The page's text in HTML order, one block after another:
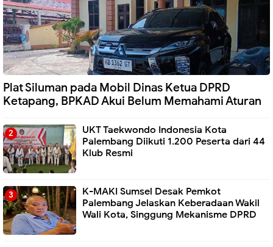
Plat Siluman pada Mobil Dinas Ketua DPRD
Ketapang, BPKAD Akui Belum Memahami Aturan
UKT Taekwondo Indonesia Kota
Palembang Diikuti 1.200 Peserta dari 44
Klub Resmi
K-MAKI Sumsel Desak Pemkot
Palembang Jelaskan Keberadaan Wakil
Wali Kota, Singgung Mekanisme DPRD